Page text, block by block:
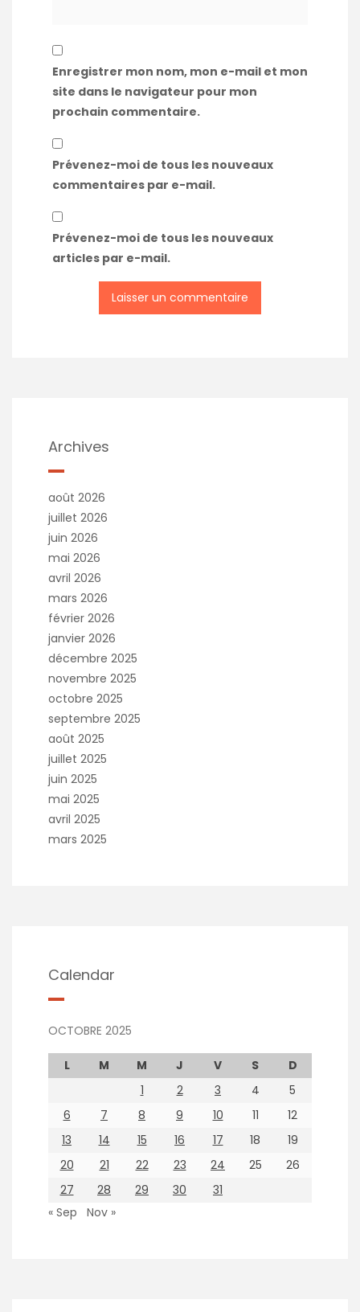
Enregistrer mon nom, mon e-mail et mon
site dans le navigateur pour mon
prochain commentaire.
Prévenez-moi de tous les nouveaux
commentaires par e-mail.
Prévenez-moi de tous les nouveaux
articles par e-mail.
Archives
août 2026
juillet 2026
juin 2026
mai 2026
avril 2026
mars 2026
février 2026
janvier 2026
décembre 2025
novembre 2025
octobre 2025
septembre 2025
août 2025
juillet 2025
juin 2025
mai 2025
avril 2025
mars 2025
Calendar
OCTOBRE 2025
L M M J V S
D
1
2 3 4
5
6
7 8 9 10 11
12
13
14 15 16 17 18
19
20
21 22 23 24 25
26
27
28 29 30
31
« Sep
Nov »